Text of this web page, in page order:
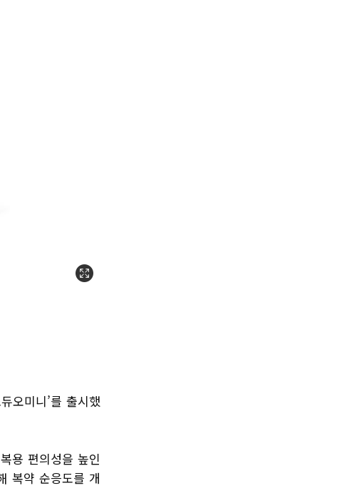
오미니’를 출시했
용 편의성을 높인
복약 순응도를 개